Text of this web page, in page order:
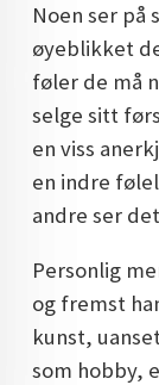
Noen ser på
øyeblikket
føler de må
selge sitt
en viss
en indre
andre ser
Personlig
og fremst
kunst,
som hobby,